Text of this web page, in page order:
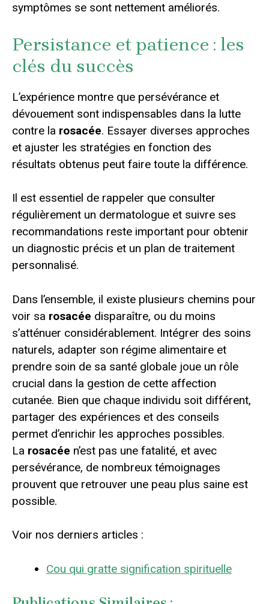
symptômes se sont nettement améliorés.
Persistance et patience : les
clés du succès
L’expérience montre que persévérance et
dévouement sont indispensables dans la lutte
contre la rosacée. Essayer diverses approches
et ajuster les stratégies en fonction des
résultats obtenus peut faire toute la différence.
Il est essentiel de rappeler que consulter
régulièrement un dermatologue et suivre ses
recommandations reste important pour obtenir
un diagnostic précis et un plan de traitement
personnalisé.
Dans l’ensemble, il existe plusieurs chemins pour
voir sa rosacée disparaître, ou du moins
s’atténuer considérablement. Intégrer des soins
naturels, adapter son régime alimentaire et
prendre soin de sa santé globale joue un rôle
crucial dans la gestion de cette affection
cutanée. Bien que chaque individu soit différent,
partager des expériences et des conseils
permet d’enrichir les approches possibles.
La rosacée n’est pas une fatalité, et avec
persévérance, de nombreux témoignages
prouvent que retrouver une peau plus saine est
possible.
Voir nos derniers articles :
Cou qui gratte signification spirituelle